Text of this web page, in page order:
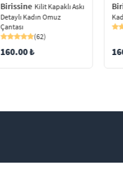
Birissine Kilit Kapaklı Askı
Detaylı Kadın Omuz
Çantası
(62)
160.00 ₺